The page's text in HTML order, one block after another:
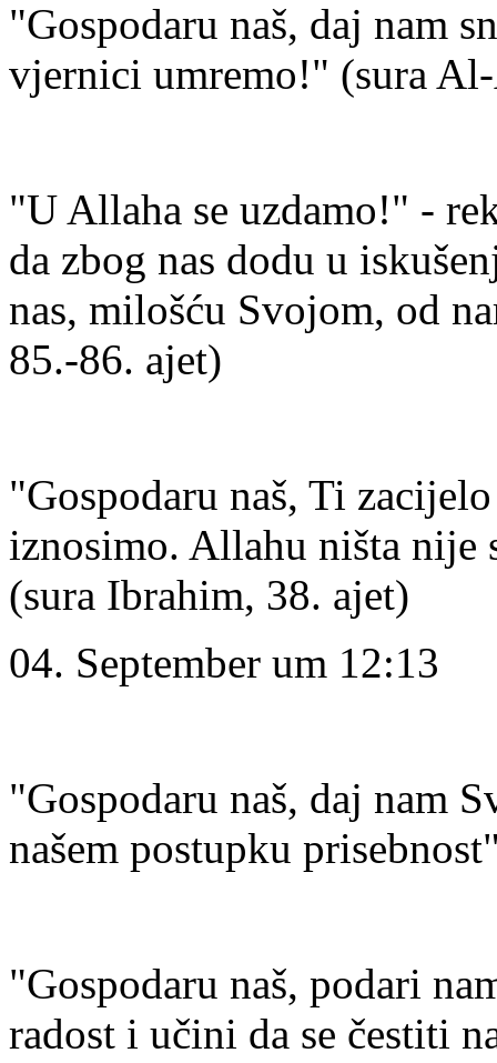
"Gospodaru naš, daj nam
vjernici umremo!" (sura
"U Allaha se uzdamo!" -
da zbog nas dodu u
nas, milošću Svojom, od
85.-86. ajet)
"Gospodaru naš, Ti
iznosimo. Allahu ništa
(sura Ibrahim, 38. ajet)
04. September um 12:13
"Gospodaru naš, daj nam
našem postupku
"Gospodaru naš, podari
radost i učini da se čestiti